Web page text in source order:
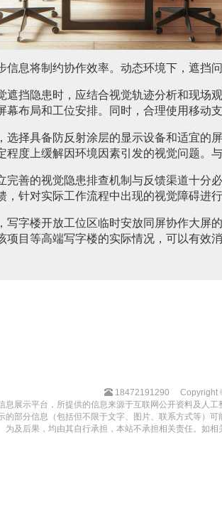
信息将制约协作效率。动态环境下，遮挡
遮挡隐患时，应结合视觉轨迹分析和现场
幕布局和工位安排。同时，合理使用移动
选择具备防反射涂层的显示设备和适宜的
程度上缓解因环境因素引发的视觉问题。
完善的视觉隐患排查机制与反馈渠道十分
，针对实际工作流程中出现的视觉障碍进
写字楼开放工位区临时安放同屏协作大屏
项目等高端写字楼的实际情况，可以有效
18472191290
Copyright
息展示平台，所提供的信息来源于互联网公开资料及人
的部分信息（包括但不限于文字、图片、联系方式等）
为及后果，均由其自行承担，本站不承担相关责任。如